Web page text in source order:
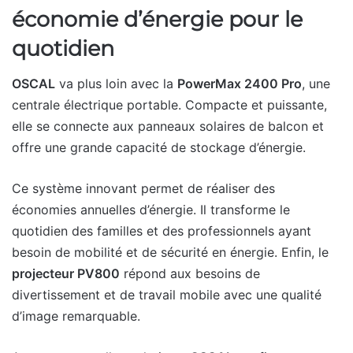
économie d’énergie pour le
quotidien
OSCAL va plus loin avec la PowerMax 2400 Pro, une
centrale électrique portable. Compacte et puissante,
elle se connecte aux panneaux solaires de balcon et
offre une grande capacité de stockage d’énergie.
Ce système innovant permet de réaliser des
économies annuelles d’énergie. Il transforme le
quotidien des familles et des professionnels ayant
besoin de mobilité et de sécurité en énergie. Enfin, le
projecteur PV800 répond aux besoins de
divertissement et de travail mobile avec une qualité
d’image remarquable.